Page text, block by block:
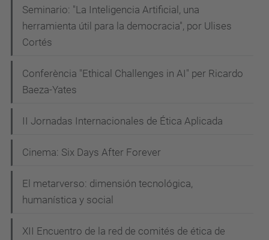
Seminario: "La Inteligencia Artificial, una
herramienta útil para la democracia", por Ulises
Cortés
Conferència "Ethical Challenges in AI" per Ricardo
Baeza-Yates
II Jornadas Internacionales de Ética Aplicada
Cinema: Six Days After Forever
El metarverso: dimensión tecnológica,
humanística y social
XII Encuentro de la red de comités de ética de